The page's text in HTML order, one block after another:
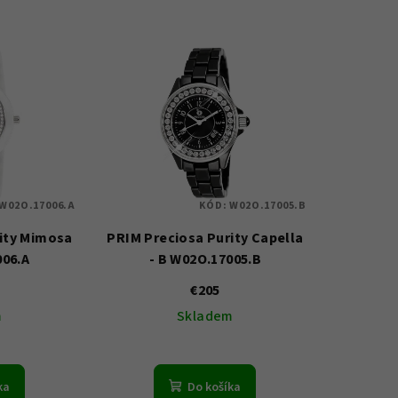
Mimosa
PRIM Preciosa Purity Capella
- B W02O.17005.B
€205
Skladem
Do košíka
KÓD:W02O.17005.B